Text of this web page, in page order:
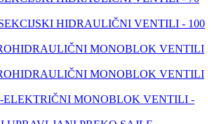
HIDRAULIČNI VENTILI - 100
MONOBLOK VENTILI
MONOBLOK VENTILI
ELEKTRIČNI MONOBLOK VENTILI -